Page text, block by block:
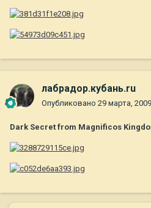
лабрадор.кубань.ru
Опубликовано 29 марта, 2009
Dark Secret from Magnificos